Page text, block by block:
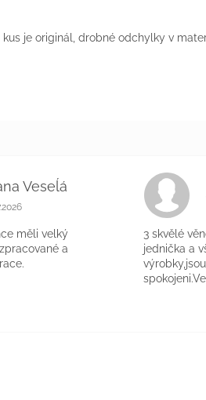
je originál, drobné odchylky v
Veseĺá
obchodu je 5 z 5 hvězdiček.
měli velký
a
3 skvělé
jednička a